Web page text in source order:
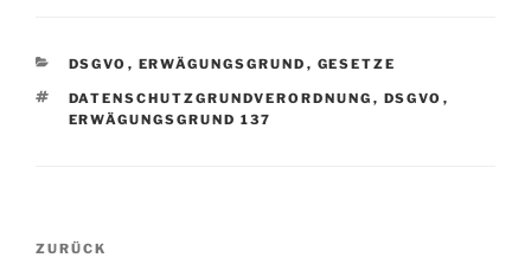
KATEGORIEN
DSGVO , ERWÄGUNGSGRUND , GESETZE
SCHLAGWÖRTER
DATENSCHUTZGRUNDVERORDNUNG , DSGVO ,
ERWÄGUNGSGRUND 137
Beitragsnavigation
Vorheriger
ZURÜCK